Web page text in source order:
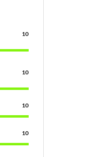
10
10
10
10